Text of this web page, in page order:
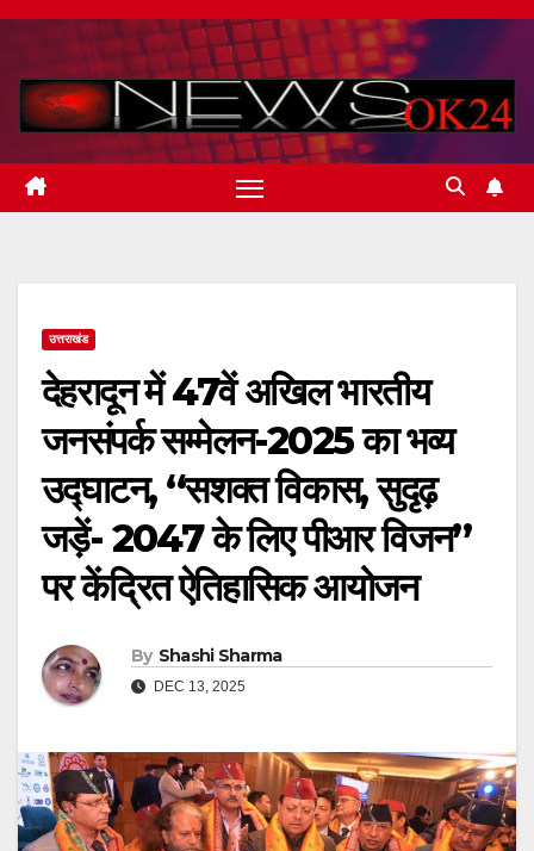
Skip
content
उत्तराखंड
देहरादून में 47वें अखिल भारतीय
जनसंपर्क सम्मेलन-2025 का भव्य
उद्घाटन, “सशक्त विकास, सुदृढ़
जड़ें- 2047 के लिए पीआर विजन”
पर केंद्रित ऐतिहासिक आयोजन
By Shashi Sharma
DEC 13, 2025